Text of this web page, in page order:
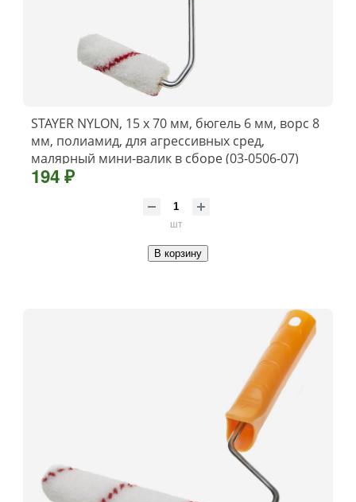
STAYER NYLON, 15 х 70 мм, бюгель 6 мм, ворс 8
мм, полиамид, для агрессивных сред,
малярный мини-валик в сборе (03-0506-07)
194 ₽
шт
В корзину